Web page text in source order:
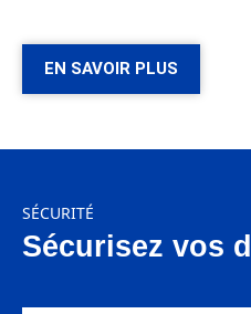
EN SAVOIR PLUS
SÉCURITÉ
Sécurisez vos